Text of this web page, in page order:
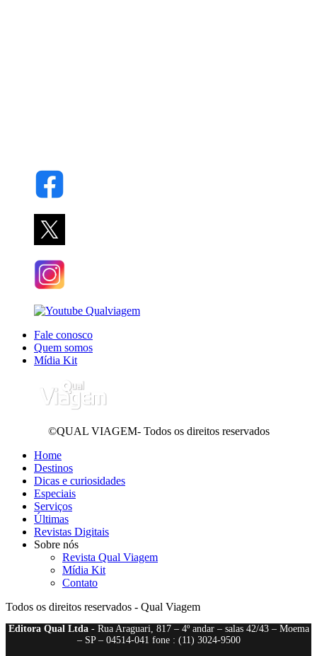
Fale conosco
Quem somos
Mídia Kit
©QUAL VIAGEM- Todos os direitos reservados
Home
Destinos
Dicas e curiosidades
Especiais
Serviços
Últimas
Revistas Digitais
Sobre nós
Revista Qual Viagem
Mídia Kit
Contato
Todos os direitos reservados - Qual Viagem
Editora Qual Ltda- Rua Araguari, 817 – 4º andar – salas 42/43 – Moema
– SP – 04514-041 fone : (11) 3024-9500